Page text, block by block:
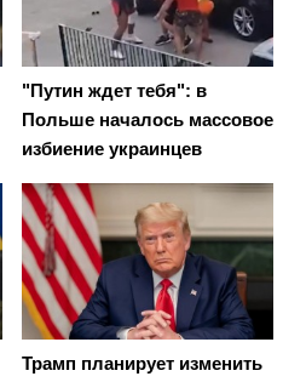
"Путин ждет тебя": в
Польше началось массовое
избиение украинцев
Трамп планирует изменить